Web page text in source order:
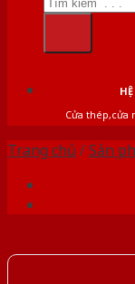
Cửa thép,cửa
Trang chủ /Sản